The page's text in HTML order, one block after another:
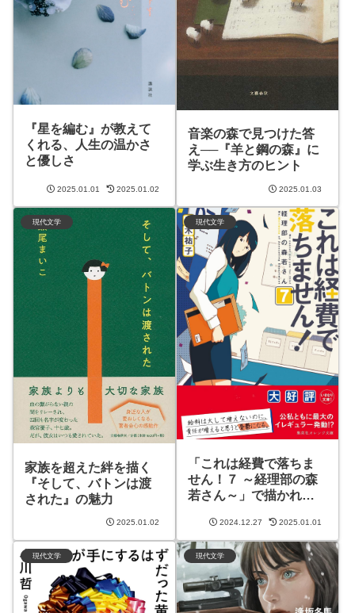
『星を編む』が教えて
くれる、人生の温かさ
と優しさ
2025.01.01 2025.01.02
音楽の森で見つけた答
え──『羊と鋼の森』に
学ぶ生き方のヒント
2025.01.03
現代文学
家族を超えた絆を描く
『そして、バトンは渡
された』の魅力
2025.01.02
現代文学
「これは経費で落ちま
せん！７ ～経理部の森
若さん～」で描かれる
2024.12.27 2025.01.01
現代文学 現代文学